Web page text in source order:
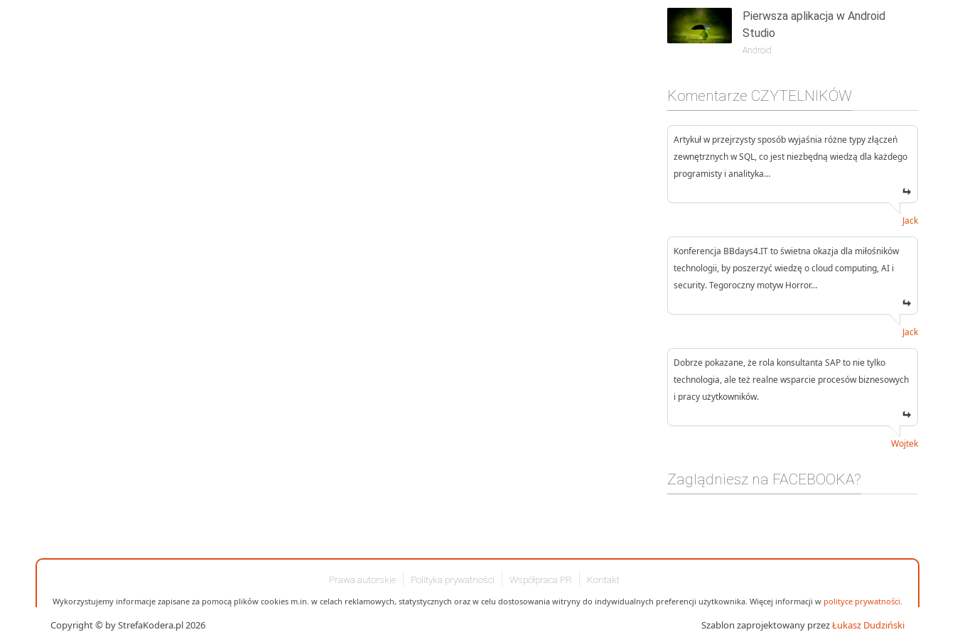
Pierwsza aplikacja w Android
Studio
Android
Komentarze CZYTELNIKÓW
Artykuł w przejrzysty sposób wyjaśnia różne typy złączeń
zewnętrznych w SQL, co jest niezbędną wiedzą dla każdego
programisty i analityka…
Jack
Konferencja BBdays4.IT to świetna okazja dla miłośników
technologii, by poszerzyć wiedzę o cloud computing, AI i
security. Tegoroczny motyw Horror…
Jack
Dobrze pokazane, że rola konsultanta SAP to nie tylko
technologia, ale też realne wsparcie procesów biznesowych
i pracy użytkowników.
Wojtek
Zaglądniesz na FACEBOOKA?
Prawa autorskie Polityka prywatności Współpraca PR Kontakt
Wykorzystujemy informacje zapisane za pomocą plików cookies m.in. w celach reklamowych, statystycznych oraz w celu dostosowania witryny do indywidualnych preferencji użytkownika. Więcej informacji w polityce prywatności
Copyright © by StrefaKodera.pl 2026 Szablon zaprojektowany przezŁukasz Dudziński